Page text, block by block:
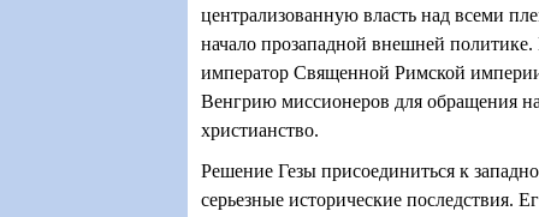
централизованную власть над всеми
начало прозападной внешней
император Священной Римской
Венгрию миссионеров для обращения
христианство.
Решение Гезы присоединиться к
серьезные исторические последствия.